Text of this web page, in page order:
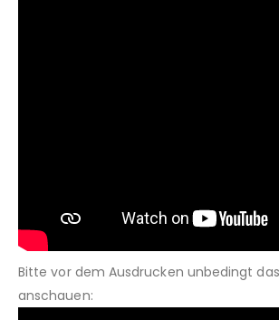
Bitte vor dem Ausdrucken unbedingt
anschauen: